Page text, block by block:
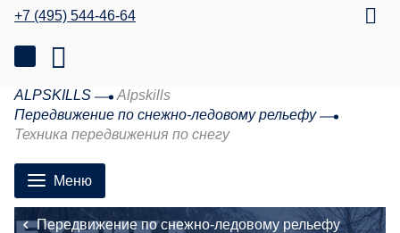
+7 (495) 544-46-64
ALPSKILLS
Alpskills
Передвижение по снежно-ледовому рельефу
Техника передвижения по снегу
Меню
Передвижение по снежно-ледовому рельефу